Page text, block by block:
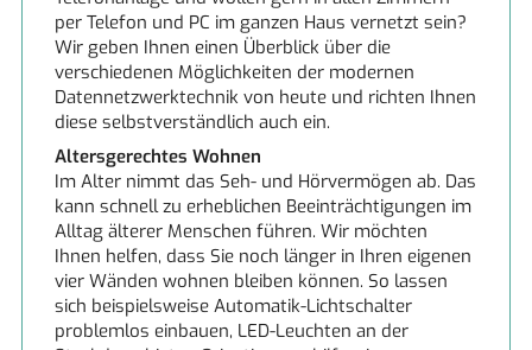
per Telefon und PC im ganzen Haus vernetzt sein?
Wir geben Ihnen einen Überblick über die
verschiedenen Möglichkeiten der modernen
Datennetzwerktechnik von heute und richten Ihnen
diese selbstverständlich auch ein.
Altersgerechtes Wohnen
Im Alter nimmt das Seh- und Hörvermögen ab. Das
kann schnell zu erheblichen Beeinträchtigungen im
Alltag älterer Menschen führen. Wir möchten
Ihnen helfen, dass Sie noch länger in Ihren eigenen
vier Wänden wohnen bleiben können. So lassen
sich beispielsweise Automatik-Lichtschalter
problemlos einbauen, LED-Leuchten an der